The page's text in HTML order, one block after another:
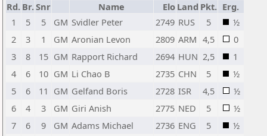
Rd. Br.Snr Name Elo Land Pkt. Erg.
1
5 5 GM Svidler Peter 2749 RUS 5
½
2
3 1 GM Aronian Levon 2809 ARM 4,5
0
3
8 15 GM Rapport Richard 2694 HUN 2,5
1
4
6 10 GM Li Chao B 2735 CHN 5
½
5
6 11 GM Gelfand Boris 2728 ISR 4,5
½
6
4 3 GM Giri Anish 2775 NED 5
½
7
6 9 GM Adams Michael 2736 ENG 5
½